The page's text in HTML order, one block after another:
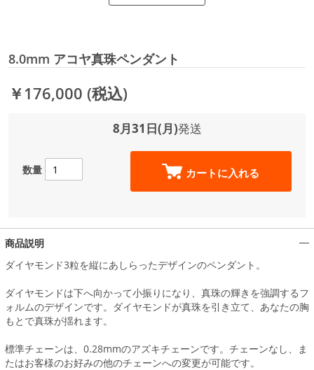
8.0mm アコヤ真珠ペンダント
￥176,000 (税込)
8月31日(月)発送
数量 カートに入れる
商品説明
ダイヤモンド3粒を縦にあしらったデザインのペンダント。
ダイヤモンドは下へ向かって小振りになり、真珠の輝きを強調するフ
ォルムのデザインです。ダイヤモンドが真珠を引き立て、あなたの胸
もとで真珠が揺れます。
標準チェーンは、0.28mmのアズキチェーンです。チェーンなし、ま
たはお客様のお好みの他のチェーンへの変更が可能です。